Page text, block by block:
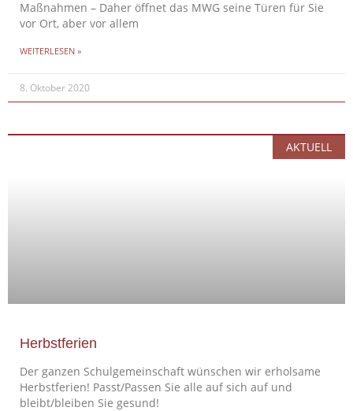
Maßnahmen – Daher öffnet das MWG seine Türen für Sie
vor Ort, aber vor allem
WEITERLESEN »
8. Oktober 2020
AKTUELL
Herbstferien
Der ganzen Schulgemeinschaft wünschen wir erholsame
Herbstferien! Passt/Passen Sie alle auf sich auf und
bleibt/bleiben Sie gesund!